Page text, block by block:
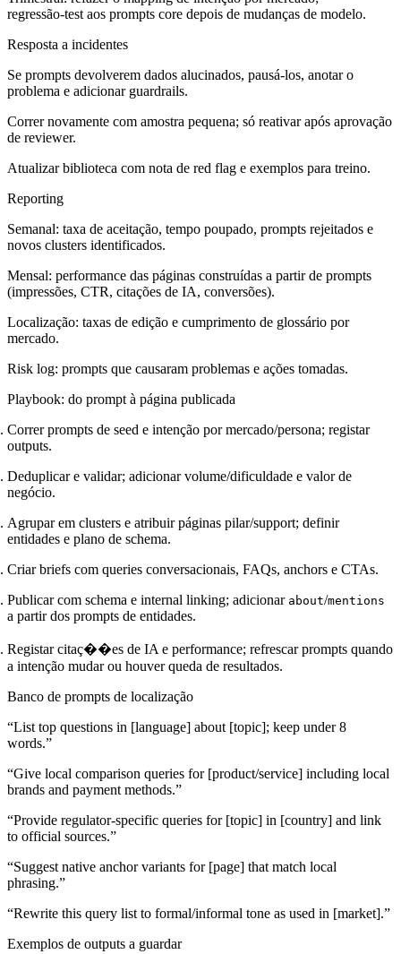
regressão‑test aos prompts core depois de mudanças de modelo.
Resposta a incidentes
Se prompts devolverem dados alucinados, pausá‑los, anotar o
problema e adicionar guardrails.
Correr novamente com amostra pequena; só reativar após aprovação
de reviewer.
Atualizar biblioteca com nota de red flag e exemplos para treino.
Reporting
Semanal: taxa de aceitação, tempo poupado, prompts rejeitados e
novos clusters identificados.
Mensal: performance das páginas construídas a partir de prompts
(impressões, CTR, citações de IA, conversões).
Localização: taxas de edição e cumprimento de glossário por
mercado.
Risk log: prompts que causaram problemas e ações tomadas.
Playbook: do prompt à página publicada
Correr prompts de seed e intenção por mercado/persona; registar
outputs.
Deduplicar e validar; adicionar volume/dificuldade e valor de
negócio.
Agrupar em clusters e atribuir páginas pilar/support; definir
entidades e plano de schema.
Criar briefs com queries conversacionais, FAQs, anchors e CTAs.
Publicar com schema e internal linking; adicionar about/mentions
a partir dos prompts de entidades.
Registar citaç��es de IA e performance; refrescar prompts quando
a intenção mudar ou houver queda de resultados.
Banco de prompts de localização
“List top questions in [language] about [topic]; keep under 8
words.”
“Give local comparison queries for [product/service] including local
brands and payment methods.”
“Provide regulator-specific queries for [topic] in [country] and link
to official sources.”
“Suggest native anchor variants for [page] that match local
phrasing.”
“Rewrite this query list to formal/informal tone as used in [market].”
Exemplos de outputs a guardar